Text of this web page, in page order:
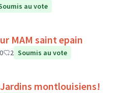
au vote
MAM saint epain
0 2 Soumis au vote
montlouisiens!